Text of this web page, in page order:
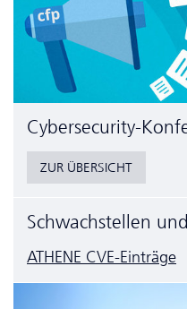
Cyber­security-
ZUR ÜBERSICHT
Schwachstellen
ATHENE CVE-Einträge